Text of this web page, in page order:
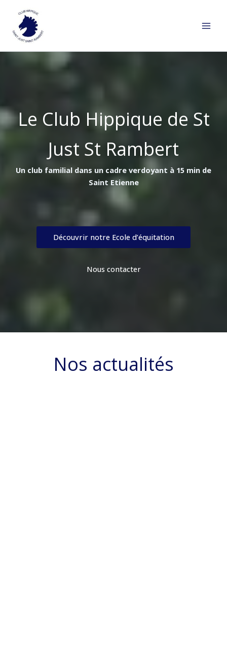
contenu
Le Club Hippique de St
Just St Rambert
Un club familial dans un cadre verdoyant à 15 min de
Saint Etienne
Découvrir notre Ecole d’équitation
Nous contacter
Nos actualités